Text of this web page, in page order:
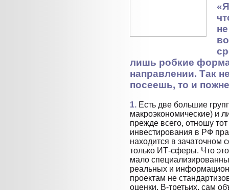
лишь робкие
направлении. Так
посеешь, то и
1. Есть две большие
макроэкономические) и
прежде всего, отношу
инвестирования в РФ
находится в зачаточном
только ИТ-сферы. Что
мало
реальных и
проектам не
оценки. В-третьих, сам